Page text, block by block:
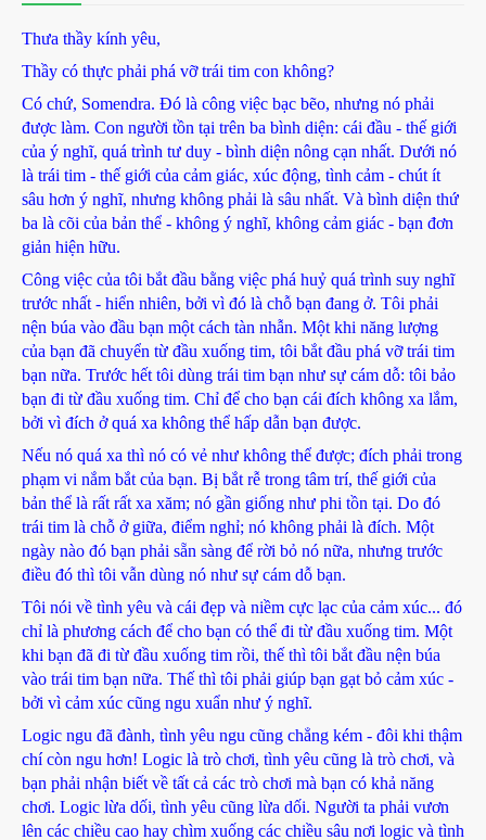
Thưa thầy kính yêu,
Thầy có thực phải phá vỡ trái tim con không?
Có chứ, Somendra. Đó là công việc bạc bẽo, nhưng nó phải
được làm. Con người tồn tại trên ba bình diện: cái đầu - thế giới
của ý nghĩ, quá trình tư duy - bình diện nông cạn nhất. Dưới nó
là trái tim - thế giới của cảm giác, xúc động, tình cảm - chút ít
sâu hơn ý nghĩ, nhưng không phải là sâu nhất. Và bình diện thứ
ba là cõi của bản thể - không ý nghĩ, không cảm giác - bạn đơn
giản hiện hữu.
Công việc của tôi bắt đầu bằng việc phá huỷ quá trình suy nghĩ
trước nhất - hiển nhiên, bởi vì đó là chỗ bạn đang ở. Tôi phải
nện búa vào đầu bạn một cách tàn nhẫn. Một khi năng lượng
của bạn đã chuyển từ đầu xuống tim, tôi bắt đầu phá vỡ trái tim
bạn nữa. Trước hết tôi dùng trái tim bạn như sự cám dỗ: tôi bảo
bạn đi từ đầu xuống tim. Chỉ để cho bạn cái đích không xa lắm,
bởi vì đích ở quá xa không thể hấp dẫn bạn được.
Nếu nó quá xa thì nó có vẻ như không thể được; đích phải trong
phạm vi nắm bắt của bạn. Bị bắt rễ trong tâm trí, thế giới của
bản thể là rất rất xa xăm; nó gần giống như phi tồn tại. Do đó
trái tim là chỗ ở giữa, điểm nghỉ; nó không phải là đích. Một
ngày nào đó bạn phải sẵn sàng để rời bỏ nó nữa, nhưng trước
điều đó thì tôi vẫn dùng nó như sự cám dỗ bạn.
Tôi nói về tình yêu và cái đẹp và niềm cực lạc của cảm xúc... đó
chỉ là phương cách để cho bạn có thể đi từ đầu xuống tim. Một
khi bạn đã đi từ đầu xuống tim rồi, thế thì tôi bắt đầu nện búa
vào trái tim bạn nữa. Thế thì tôi phải giúp bạn gạt bỏ cảm xúc -
bởi vì cảm xúc cũng ngu xuẩn như ý nghĩ.
Logic ngu đã đành, tình yêu ngu cũng chẳng kém - đôi khi thậm
chí còn ngu hơn! Logic là trò chơi, tình yêu cũng là trò chơi, và
bạn phải nhận biết về tất cả các trò chơi mà bạn có khả năng
chơi. Logic lừa dối, tình yêu cũng lừa dối. Người ta phải vươn
lên các chiều cao hay chìm xuống các chiều sâu nơi logic và tình